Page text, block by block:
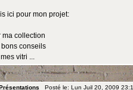
ici pour mon projet:
ma collection
conseils
vitri ...
Posté le: Lun Juil 20, 2009